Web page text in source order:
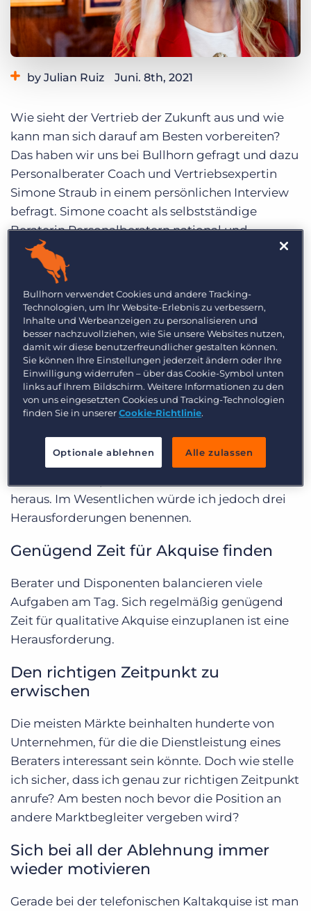
by Julian Ruiz Juni. 8th, 2021
Wie sieht der Vertrieb der Zukunft aus und wie
kann man sich darauf am Besten vorbereiten?
Das haben wir uns bei Bullhorn gefragt und dazu
Personalberater Coach und Vertriebsexpertin
Simone Straub in einem persönlichen Interview
befragt. Simone coacht als selbstständige
Beraterin Personalberatern national und
international zu mehr vertrieblichem Erfolg und
auch in Ihrem eigenen Unternehmen hat sie in
den letzten Jahren einiges angepasst. Was genau
erfahren Sie in diesem Interview.
Welche
Herausforderungen
bezüglich Akquise
observieren Sie am
Markt?
heraus. Im Wesentlichen würde ich jedoch drei
Herausforderungen benennen.
Genügend Zeit für Akquise finden
Berater und Disponenten balancieren viele
Aufgaben am Tag. Sich regelmäßig genügend
Zeit für qualitative Akquise einzuplanen ist eine
Herausforderung.
Den richtigen Zeitpunkt zu
erwischen
Die meisten Märkte beinhalten hunderte von
Unternehmen, für die die Dienstleistung eines
Beraters interessant sein könnte. Doch wie stelle
ich sicher, dass ich genau zur richtigen Zeitpunkt
anrufe? Am besten noch bevor die Position an
andere Marktbegleiter vergeben wird?
Sich bei all der Ablehnung immer
wieder motivieren
Gerade bei der telefonischen Kaltakquise ist man
Bullhorn verwendet Cookies und andere Tracking-
Technologien, um Ihr Website-Erlebnis zu verbessern,
Inhalte und Werbeanzeigen zu personalisieren und
besser nachzuvollziehen, wie Sie unsere Websites nutzen,
damit wir diese benutzerfreundlicher gestalten können.
Sie können Ihre Einstellungen jederzeit ändern oder Ihre
Einwilligung widerrufen – über das Cookie-Symbol unten
links auf Ihrem Bildschirm. Weitere Informationen zu den
von uns eingesetzten Cookies und Tracking-Technologien
finden Sie in unsererCookie-Richtlinie.
Optionale ablehnen Alle zulassen